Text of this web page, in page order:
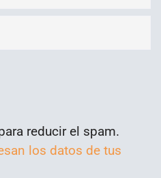
reducir el spam.
los datos de tus